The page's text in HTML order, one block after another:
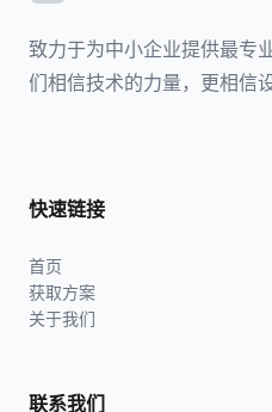
致力于为中小企业提供最专
们相信技术的力量，更相信
快速链接
首页
获取方案
关于我们
联系我们